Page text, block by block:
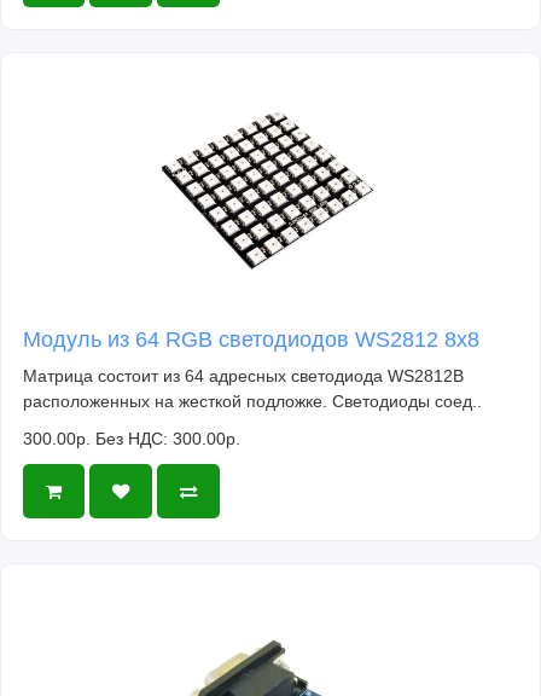
Модуль из 64 RGB светодиодов WS2812 8x8
Матрица состоит из 64 адресных светодиода WS2812B
расположенных на жесткой подложке. Светодиоды соед..
300.00р. Без НДС: 300.00р.